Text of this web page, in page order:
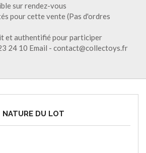
sur rendez-vous
pour cette vente (Pas d'ordres
et authentifié pour participer
24 10 Email - contact@collectoys.fr
NATURE DU LOT